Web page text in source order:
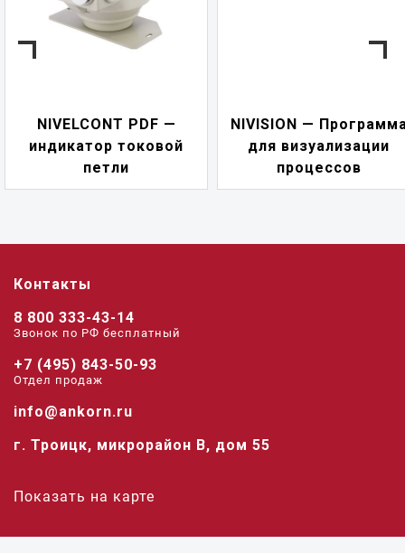
NIVELCONT PDF —
индикатор токовой
петли
NIVISION —
для визуализации
процессов
Контакты
8 800 333-43-14
Звонок по РФ беcплатный
+7 (495) 843-50-93
Отдел продаж
info@ankorn.ru
г. Троицк, микрорайон В, дом 55
Показать на карте